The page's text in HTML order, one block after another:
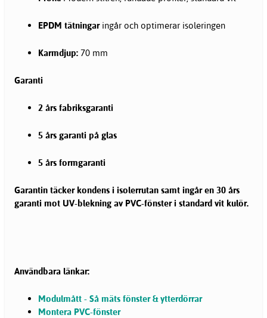
EPDM tätningaringår och optimerar isoleringen
Karmdjup: 70 mm
Garanti
2 års fabriksgaranti
5 års garanti på glas
5 års formgaranti
Garantin täcker kondens i isolerrutan samt ingår en 30 års
garanti mot UV-blekning av PVC-fönster i standard vit kulör.
Användbara länkar:
Modulmått - Så mäts fönster & ytterdörrar
Montera PVC-fönster